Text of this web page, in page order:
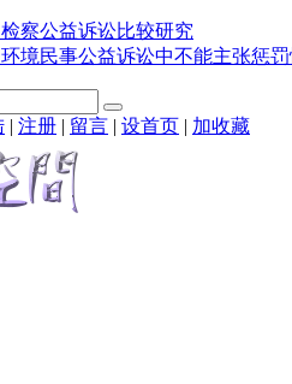
察公益诉讼比较研究
境民事公益诉讼中不能主张惩
| 注册 | 留言 | 设首页 | 加收藏